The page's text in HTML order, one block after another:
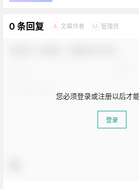
0 条回复 A 文章作者 M 管理员
您必须登录或注册以后才
登录